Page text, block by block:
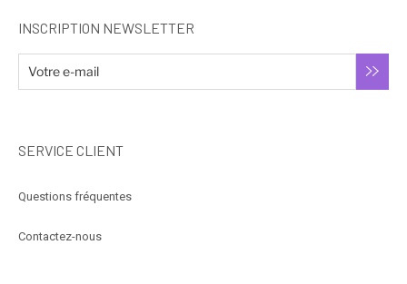
INSCRIPTION NEWSLETTER
SERVICE CLIENT
Questions fréquentes
Contactez-nous